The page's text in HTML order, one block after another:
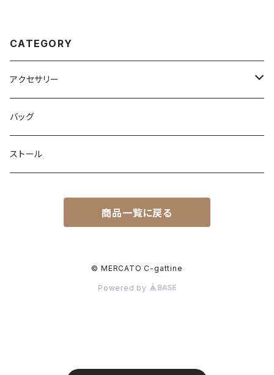
CATEGORY
アクセサリー
ネックレス
ピアス
バッグ
ストール
商品一覧に戻る
© MERCATO C-gattine
Powered by